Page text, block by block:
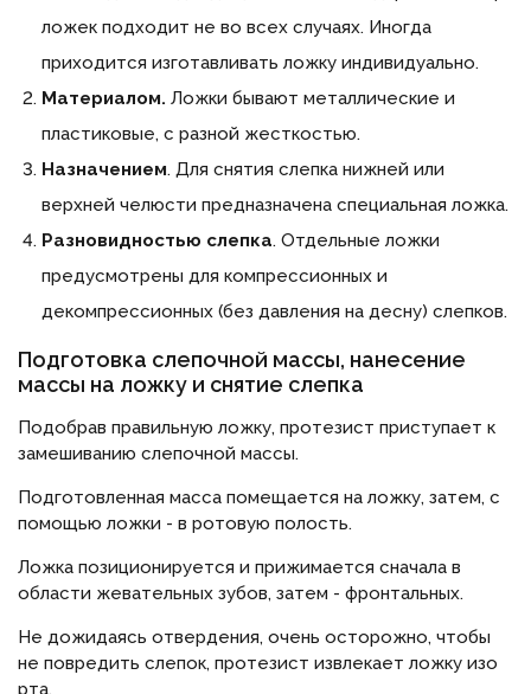
ложек подходит не во всех случаях. Иногда
приходится изготавливать ложку индивидуально.
Материалом. Ложки бывают металлические и
пластиковые, с разной жесткостью.
Назначением. Для снятия слепка нижней или
верхней челюсти предназначена специальная ложка.
Разновидностью слепка. Отдельные ложки
предусмотрены для компрессионных и
декомпрессионных (без давления на десну) слепков.
Подготовка слепочной массы, нанесение
массы на ложку и снятие слепка
Подобрав правильную ложку, протезист приступает к
замешиванию слепочной массы.
Подготовленная масса помещается на ложку, затем, с
помощью ложки - в ротовую полость.
Ложка позиционируется и прижимается сначала в
области жевательных зубов, затем - фронтальных.
Не дожидаясь отвердения, очень осторожно, чтобы
не повредить слепок, протезист извлекает ложку изо
рта.